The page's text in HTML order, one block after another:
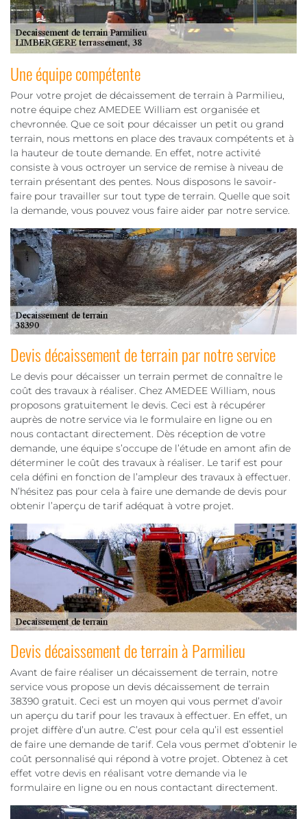
Une équipe compétente
Pour votre projet de décaissement de terrain à Parmilieu,
notre équipe chez AMEDEE William est organisée et
chevronnée. Que ce soit pour décaisser un petit ou grand
terrain, nous mettons en place des travaux compétents et à
la hauteur de toute demande. En effet, notre activité
consiste à vous octroyer un service de remise à niveau de
terrain présentant des pentes. Nous disposons le savoir-
faire pour travailler sur tout type de terrain. Quelle que soit
la demande, vous pouvez vous faire aider par notre service.
Devis décaissement de terrain par notre service
Le devis pour décaisser un terrain permet de connaître le
coût des travaux à réaliser. Chez AMEDEE William, nous
proposons gratuitement le devis. Ceci est à récupérer
auprès de notre service via le formulaire en ligne ou en
nous contactant directement. Dès réception de votre
demande, une équipe s’occupe de l’étude en amont afin de
déterminer le coût des travaux à réaliser. Le tarif est pour
cela défini en fonction de l’ampleur des travaux à effectuer.
N’hésitez pas pour cela à faire une demande de devis pour
obtenir l’aperçu de tarif adéquat à votre projet.
Devis décaissement de terrain à Parmilieu
Avant de faire réaliser un décaissement de terrain, notre
service vous propose un devis décaissement de terrain
38390 gratuit. Ceci est un moyen qui vous permet d’avoir
un aperçu du tarif pour les travaux à effectuer. En effet, un
projet diffère d’un autre. C’est pour cela qu’il est essentiel
de faire une demande de tarif. Cela vous permet d’obtenir le
coût personnalisé qui répond à votre projet. Obtenez à cet
effet votre devis en réalisant votre demande via le
formulaire en ligne ou en nous contactant directement.